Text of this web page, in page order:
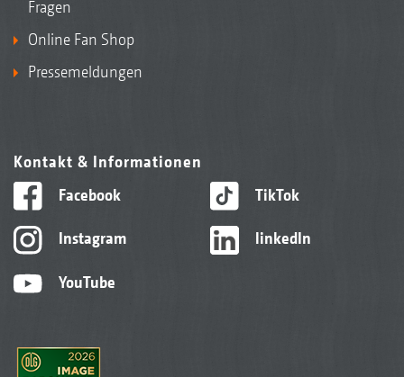
Fragen
Online Fan Shop
Pressemeldungen
Kontakt & Informationen
Facebook
Instagram
YouTube
TikTok
linkedIn